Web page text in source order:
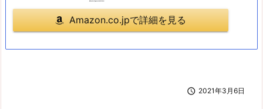
Amazon.co.jpで詳細を見る
 2021年3月6日